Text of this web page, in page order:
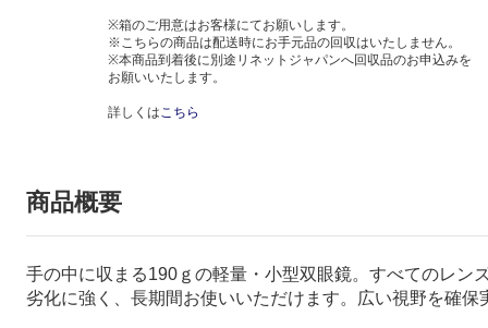
※箱のご用意はお客様にてお願いします。
※こちらの商品は配送時にお手元品の回収はいたしません。
※本商品到着後に別途リネットジャパンへ回収品のお申込みを
お願いいたします。
詳しくはこちら
商品概要
手の中に収まる190ｇの軽量・小型双眼鏡。すべてのレン
劣化に強く、長期間お使いいただけます。広い視野を確保